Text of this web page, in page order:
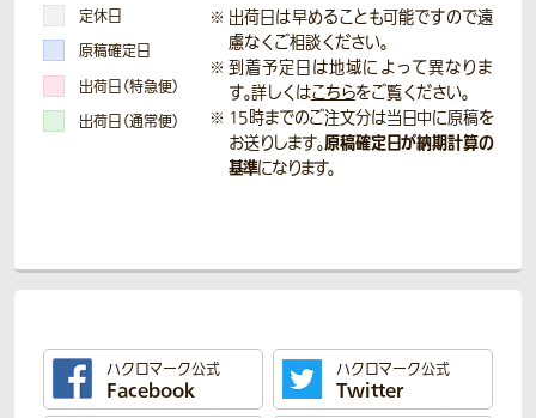
定休日
原稿確定日
出荷日（特急便）
出荷日（通常便）
出荷日は早めることも可能ですので遠
慮なくご相談ください。
到着予定日は地域によって異なりま
す。詳しくはこちらをご覧ください。
15時までのご注文分は当日中に原稿を
お送りします。原稿確定日が納期計算の
基準になります。
ハクロマーク公式
Facebook
ハクロマーク公式
Twitter